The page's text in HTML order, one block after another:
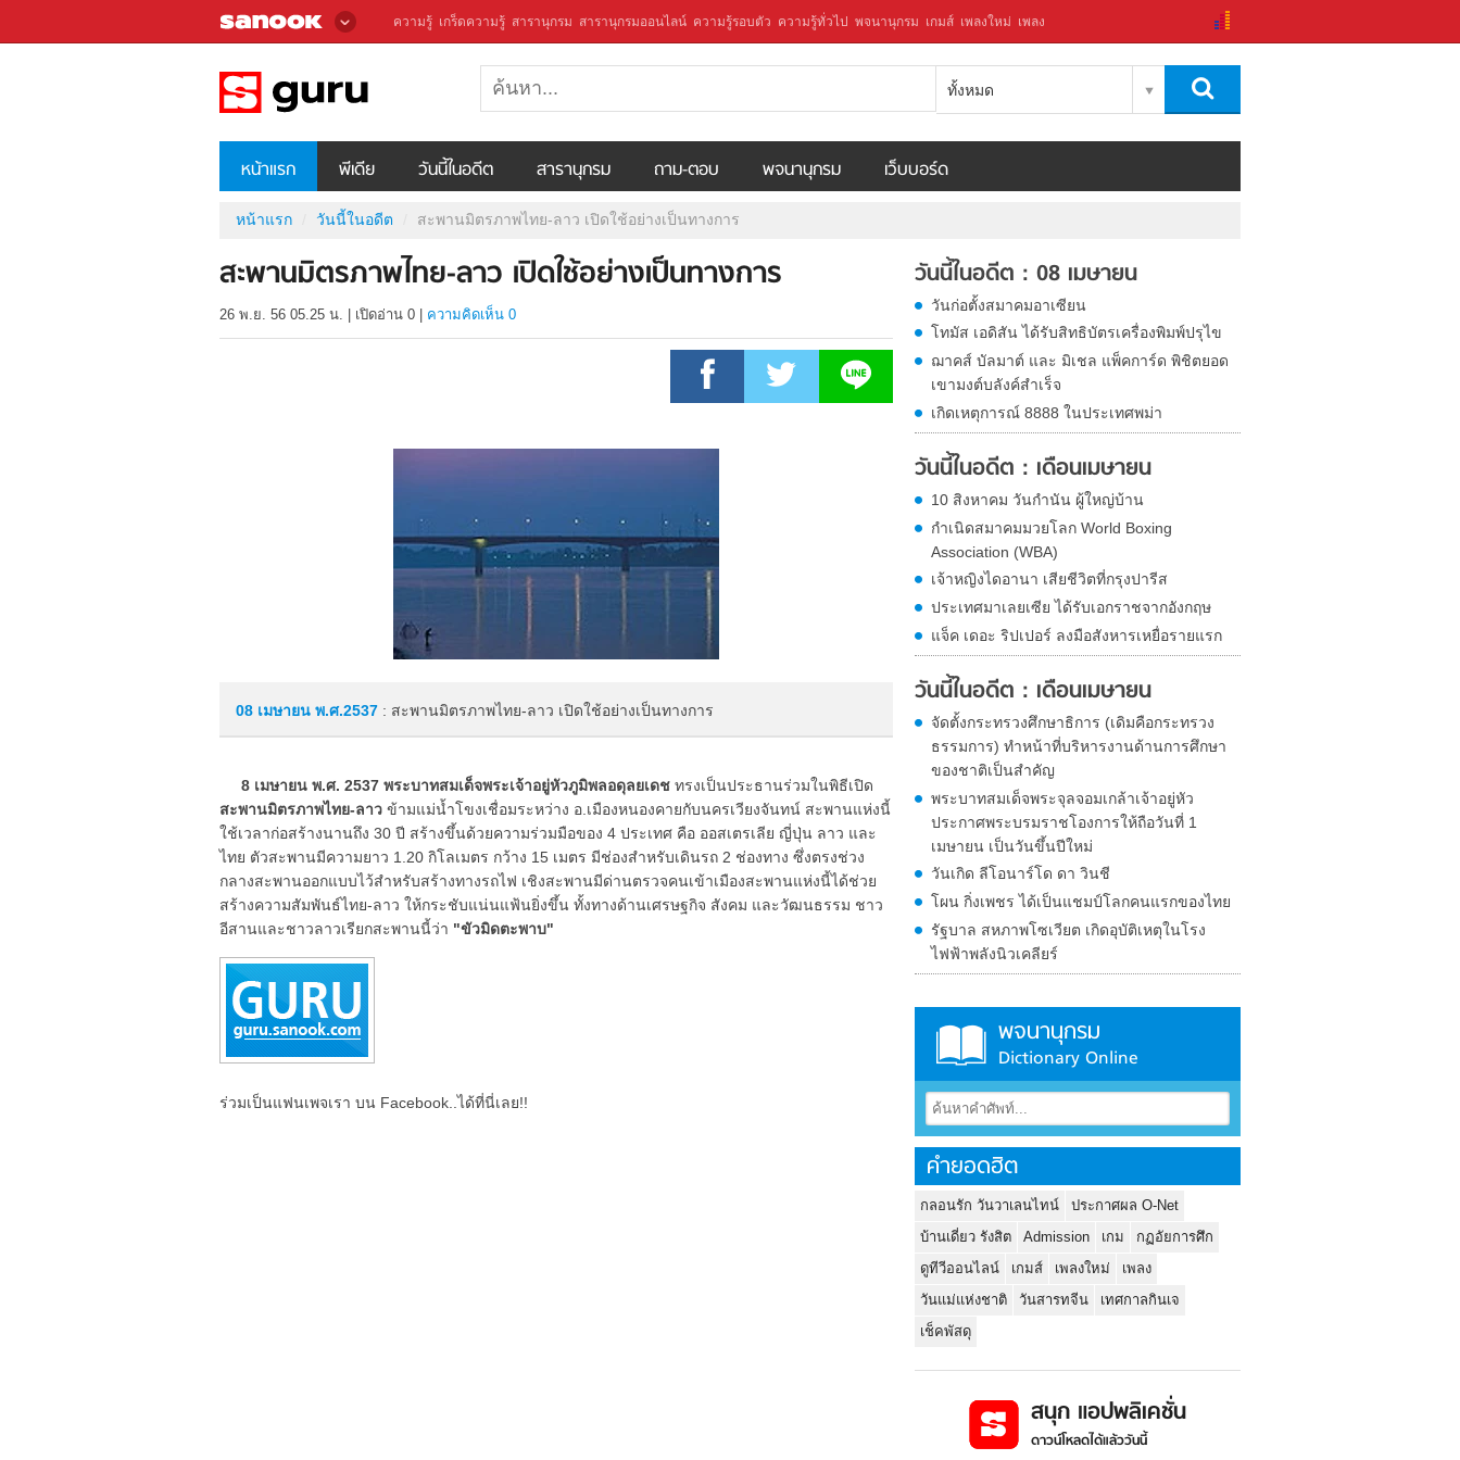
ความรู้ เกร็ดความรู้ สารานุกรม สารานุกรมออนไลน์ ความรู้รอบตัว ความรู้ทั่วไป พจนานุกรม เกมส์ เพลงใหม่ เพลง
ทั้งหมด
หน้าแรก พีเดีย วันนี้ในอดีต สารานุกรม ถาม-ตอบ พจนานุกรม เว็บบอร์ด
หน้าแรก วันนี้ในอดีต สะพานมิตรภาพไทย-ลาว เปิดใช้อย่างเป็นทางการ
สะพานมิตรภาพไทย-ลาว เปิดใช้อย่างเป็นทางการ
26 พ.ย. 56 05.25 น. เปิดอ่าน 0 ความคิดเห็น 0
08 เมษายน พ.ศ.2537 : สะพานมิตรภาพไทย-ลาว เปิดใช้อย่างเป็นทางการ
8 เมษายน พ.ศ. 2537 พระบาทสมเด็จพระเจ้าอยู่หัวภูมิพลอดุลยเดช ทรงเป็นประธานร่วมในพิธีเปิด
สะพานมิตรภาพไทย-ลาว ข้ามแม่น้ำโขงเชื่อมระหว่าง อ.เมืองหนองคายกับนครเวียงจันทน์ สะพานแห่งนี้
ใช้เวลาก่อสร้างนานถึง 30 ปี สร้างขึ้นด้วยความร่วมมือของ 4 ประเทศ คือ ออสเตรเลีย ญี่ปุ่น ลาว และ
ไทย ตัวสะพานมีความยาว 1.20 กิโลเมตร กว้าง 15 เมตร มีช่องสำหรับเดินรถ 2 ช่องทาง ซึ่งตรงช่วง
กลางสะพานออกแบบไว้สำหรับสร้างทางรถไฟ เชิงสะพานมีด่านตรวจคนเข้าเมืองสะพานแห่งนี้ได้ช่วย
สร้างความสัมพันธ์ไทย-ลาว ให้กระชับแน่นแฟ้นยิ่งขึ้น ทั้งทางด้านเศรษฐกิจ สังคม และวัฒนธรรม ชาว
อีสานและชาวลาวเรียกสะพานนี้ว่า "ขัวมิดตะพาบ"
ร่วมเป็นแฟนเพจเรา บน Facebook..ได้ที่นี่เลย!!
วันนี้ในอดีต : 08 เมษายน
วันก่อตั้งสมาคมอาเซียน
โทมัส เอดิสัน ได้รับสิทธิบัตรเครื่องพิมพ์ปรุไข
ฌาคส์ บัลมาต์ และ มิเชล แพ็คการ์ด พิชิตยอด
เขามงต์บลังค์สำเร็จ
เกิดเหตุการณ์ 8888 ในประเทศพม่า
วันนี้ในอดีต : เดือนเมษายน
10 สิงหาคม วันกำนัน ผู้ใหญ่บ้าน
กำเนิดสมาคมมวยโลก World Boxing
Association (WBA)
เจ้าหญิงไดอานา เสียชีวิตที่กรุงปารีส
ประเทศมาเลยเซีย ได้รับเอกราชจากอังกฤษ
แจ็ค เดอะ ริปเปอร์ ลงมือสังหารเหยื่อรายแรก
วันนี้ในอดีต : เดือนเมษายน
จัดตั้งกระทรวงศึกษาธิการ (เดิมคือกระทรวง
ธรรมการ) ทำหน้าที่บริหารงานด้านการศึกษา
ของชาติเป็นสำคัญ
พระบาทสมเด็จพระจุลจอมเกล้าเจ้าอยู่หัว
ประกาศพระบรมราชโองการให้ถือวันที่ 1
เมษายน เป็นวันขึ้นปีใหม่
วันเกิด ลีโอนาร์โด ดา วินชี
โผน กิ่งเพชร ได้เป็นแชมป์โลกคนแรกของไทย
รัฐบาล สหภาพโซเวียต เกิดอุบัติเหตุในโรง
ไฟฟ้าพลังนิวเคลียร์
พจนานุกรม
Dictionary Online
คำยอดฮิต
กลอนรัก วันวาเลนไทน์
ประกาศผล O-Net
บ้านเดี่ยว รังสิต
Admission เกม
กฏอัยการศึก
ดูทีวีออนไลน์
เกมส์ เพลงใหม่
เพลง
วันแม่แห่งชาติ
วันสารทจีน
เทศกาลกินเจ
เช็คพัสดุ
สนุก แอปพลิเคชั่น
ดาวน์โหลดได้แล้ววันนี้